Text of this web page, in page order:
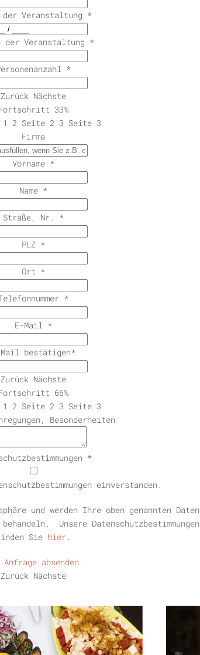
der Veranstaltung *
der Veranstaltung *
*
Zurück Nächste
33%
2 Seite 2 3 Seite 3
Firma
Vorname *
Name *
Straße, Nr. *
PLZ *
Ort *
*
E-Mail *
Mail bestätigen*
Zurück Nächste
66%
2 Seite 2 3 Seite 3
Besonderheiten
*
einverstanden.
und werden Ihre oben genannten Daten
Unsere Datenschutzbestimmungen
Sie hier.
Anfrage absenden
Zurück Nächste